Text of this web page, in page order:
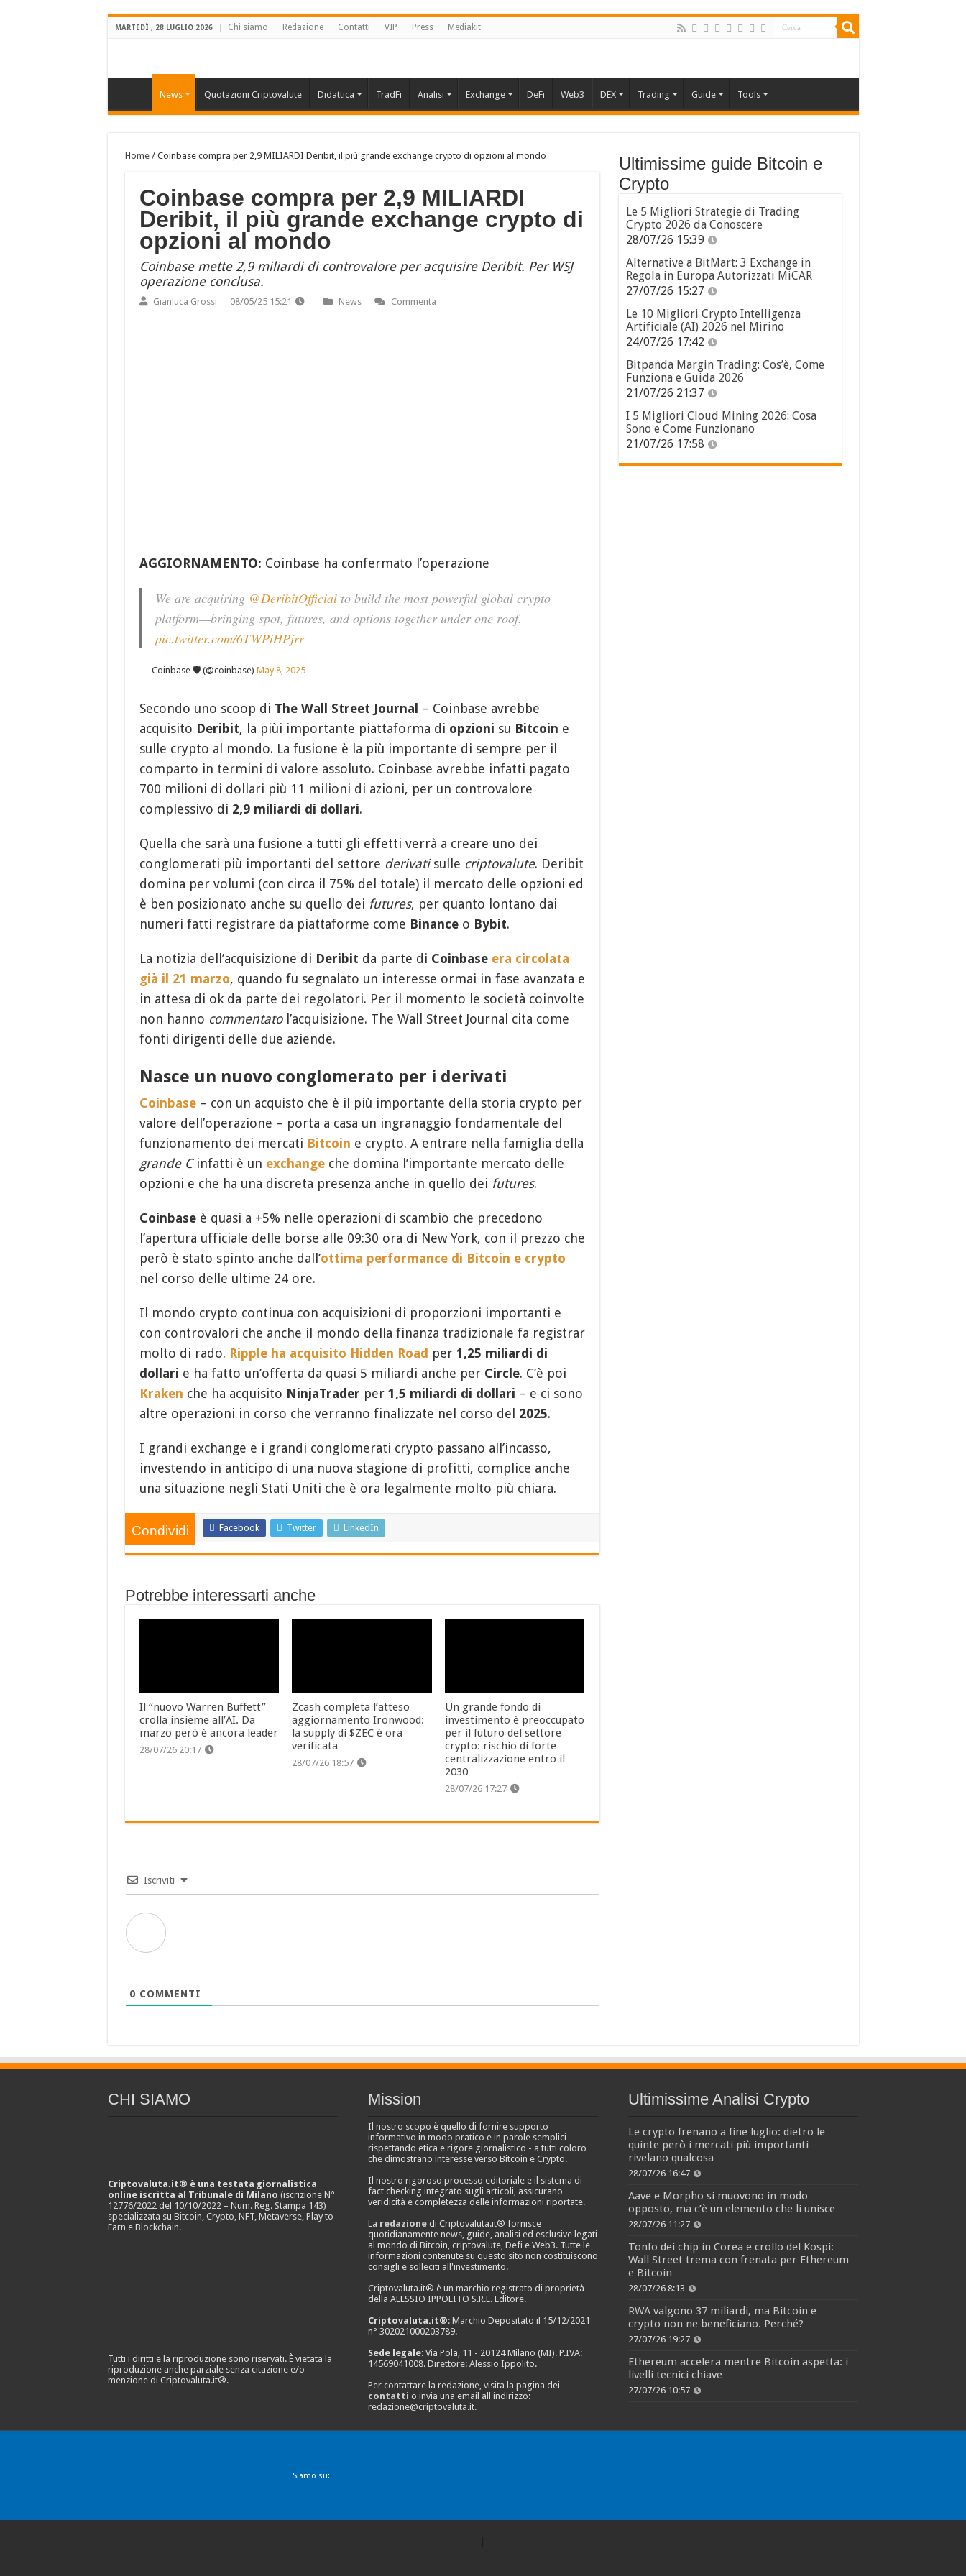
MARTEDÌ , 28 LUGLIO 2026 Chi siamo Redazione Contatti VIP Press Mediakit
News Quotazioni Criptovalute Didattica TradFi Analisi Exchange DeFi Web3 DEX Trading Guide Tools
Home/ Coinbase compra per 2,9 MILIARDI Deribit, il più grande exchange crypto di opzioni al mondo
Coinbase compra per 2,9 MILIARDI
Deribit, il più grande exchange crypto di
opzioni al mondo
Coinbase mette 2,9 miliardi di controvalore per acquisire Deribit. Per WSJ
operazione conclusa.
Gianluca Grossi 08/05/25 15:21 News Commenta
AGGIORNAMENTO: Coinbase ha confermato l’operazione
We are acquiring @DeribitOfficialto build the most powerful global crypto
platform—bringing spot, futures, and options together under one roof.
pic.twitter.com/6TWPiHPjrr
— Coinbase 🛡️ (@coinbase) May 8, 2025
Secondo uno scoop di The Wall Street Journal – Coinbase avrebbe
acquisito Deribit, la piùi importante piattaforma di opzioni su Bitcoin e
sulle crypto al mondo. La fusione è la più importante di sempre per il
comparto in termini di valore assoluto. Coinbase avrebbe infatti pagato
700 milioni di dollari più 11 milioni di azioni, per un controvalore
complessivo di 2,9 miliardi di dollari.
Quella che sarà una fusione a tutti gli effetti verrà a creare uno dei
conglomerati più importanti del settore derivatisulle criptovalute. Deribit
domina per volumi (con circa il 75% del totale) il mercato delle opzioni ed
è ben posizionato anche su quello dei futures, per quanto lontano dai
numeri fatti registrare da piattaforme come Binanceo Bybit.
La notizia dell’acquisizione di Deribit da parte di Coinbase era circolata
già il 21 marzo, quando fu segnalato un interesse ormai in fase avanzata e
in attesa di ok da parte dei regolatori. Per il momento le società coinvolte
non hanno commentatol’acquisizione. The Wall Street Journal cita come
fonti dirigenti delle due aziende.
Nasce un nuovo conglomerato per i derivati
Coinbase– con un acquisto che è il più importante della storia crypto per
valore dell’operazione – porta a casa un ingranaggio fondamentale del
funzionamento dei mercati Bitcoin e crypto. A entrare nella famiglia della
grande Cinfatti è un exchangeche domina l’importante mercato delle
opzioni e che ha una discreta presenza anche in quello dei futures.
Coinbaseè quasi a +5% nelle operazioni di scambio che precedono
l’apertura ufficiale delle borse alle 09:30 ora di New York, con il prezzo che
però è stato spinto anche dall’ottima performance di Bitcoin e crypto
nel corso delle ultime 24 ore.
Il mondo crypto continua con acquisizioni di proporzioni importanti e
con controvalori che anche il mondo della finanza tradizionale fa registrar
molto di rado. Ripple ha acquisito Hidden Road per 1,25 miliardi di
dollari e ha fatto un’offerta da quasi 5 miliardi anche per Circle. C’è poi
Kraken che ha acquisito NinjaTrader per 1,5 miliardi di dollari – e ci sono
altre operazioni in corso che verranno finalizzate nel corso del 2025.
I grandi exchange e i grandi conglomerati crypto passano all’incasso,
investendo in anticipo di una nuova stagione di profitti, complice anche
una situazione negli Stati Uniti che è ora legalmente molto più chiara.
Condividi Facebook Twitter LinkedIn
Potrebbe interessarti anche
Il “nuovo Warren Buffett”
crolla insieme all’AI. Da
marzo però è ancora leader
28/07/26 20:17
Zcash completa l’atteso
aggiornamento Ironwood:
la supply di $ZEC è ora
verificata
28/07/26 18:57
Un grande fondo di
investimento è preoccupato
per il futuro del settore
crypto: rischio di forte
centralizzazione entro il
2030
28/07/26 17:27
Iscriviti
0 COMMENTI
Ultimissime guide Bitcoin e
Crypto
Le 5 Migliori Strategie di Trading
Crypto 2026 da Conoscere
28/07/26 15:39
Alternative a BitMart: 3 Exchange in
Regola in Europa Autorizzati MiCAR
27/07/26 15:27
Le 10 Migliori Crypto Intelligenza
Artificiale (AI) 2026 nel Mirino
24/07/26 17:42
Bitpanda Margin Trading: Cos’è, Come
Funziona e Guida 2026
21/07/26 21:37
I 5 Migliori Cloud Mining 2026: Cosa
Sono e Come Funzionano
21/07/26 17:58
CHI SIAMO
Criptovaluta.it® è una testata giornalistica
online iscritta al Tribunale di Milano (iscrizione N°
12776/2022 del 10/10/2022 – Num. Reg. Stampa 143)
specializzata su Bitcoin, Crypto, NFT, Metaverse, Play to
Earn e Blockchain.
Tutti i diritti e la riproduzione sono riservati. È vietata la
riproduzione anche parziale senza citazione e/o
menzione di Criptovaluta.it®.
Mission
Il nostro scopo è quello di fornire supporto
informativo in modo pratico e in parole semplici -
rispettando etica e rigore giornalistico - a tutti coloro
che dimostrano interesse verso Bitcoin e Crypto.
Il nostro rigoroso processo editoriale e il sistema di
fact checking integrato sugli articoli, assicurano
veridicità e completezza delle informazioni riportate.
La redazionedi Criptovaluta.it® fornisce
quotidianamente news, guide, analisi ed esclusive legati
al mondo di Bitcoin, criptovalute, Defi e Web3. Tutte le
informazioni contenute su questo sito non costituiscono
consigli e solleciti all'investimento.
Criptovaluta.it® è un marchio registrato di proprietà
della ALESSIO IPPOLITO S.R.L. Editore.
Criptovaluta.it®: Marchio Depositato il 15/12/2021
n° 302021000203789.
Sede legale: Via Pola, 11 - 20124 Milano (MI). P.IVA:
14569041008. Direttore: Alessio Ippolito.
Per contattare la redazione, visita la pagina dei
contatti o invia una email all'indirizzo:
redazione@criptovaluta.it.
Ultimissime Analisi Crypto
Le crypto frenano a fine luglio: dietro le
quinte però i mercati più importanti
rivelano qualcosa
28/07/26 16:47
Aave e Morpho si muovono in modo
opposto, ma c’è un elemento che li unisce
28/07/26 11:27
Tonfo dei chip in Corea e crollo del Kospi:
Wall Street trema con frenata per Ethereum
e Bitcoin
28/07/26 8:13
RWA valgono 37 miliardi, ma Bitcoin e
crypto non ne beneficiano. Perché?
27/07/26 19:27
Ethereum accelera mentre Bitcoin aspetta: i
livelli tecnici chiave
27/07/26 10:57
Siamo su: